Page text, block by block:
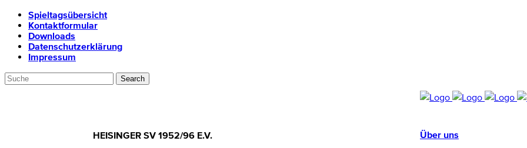
Spieltagsübersicht
Kontaktformular
Downloads
Datenschutzerklärung
Impressum
HEISINGER SV 1952/96 E.V.
Über uns